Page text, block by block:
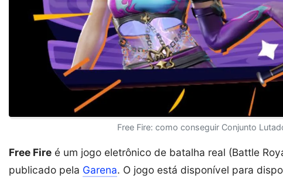
Free Fire: como conseguir Conjunto
Free Fire é um jogo eletrônico de batalha real (Battle
publicado pela Garena. O jogo está disponível para